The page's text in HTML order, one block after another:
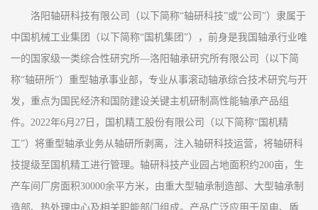
洛阳轴研科技有限公司（以下简称“轴研科技”或“公司”）隶属于
中国机械工业集团（以下简称“国机集团”），前身是我国轴承行业唯
一的国家级一类综合性研究所—洛阳轴承研究所有限公司（以下简
称“轴研所”）重型轴承事业部，专业从事滚动轴承综合技术研究与开
发，重点为国民经济和国防建设关键主机研制高性能轴承产品组
件。2022年6月27日，国机精工股份有限公司（以下简称“国机精
工”）将重型轴承业务从轴研所剥离，注入轴研科技运营，将轴研科
技提级至国机精工进行管理。轴研科技产业园占地面积约200亩，生
产车间厂房面积30000余平方米，由重大型轴承制造部、大型轴承制
造部、热处理中心及相关职能部门组成。产品广泛应用于风电、盾